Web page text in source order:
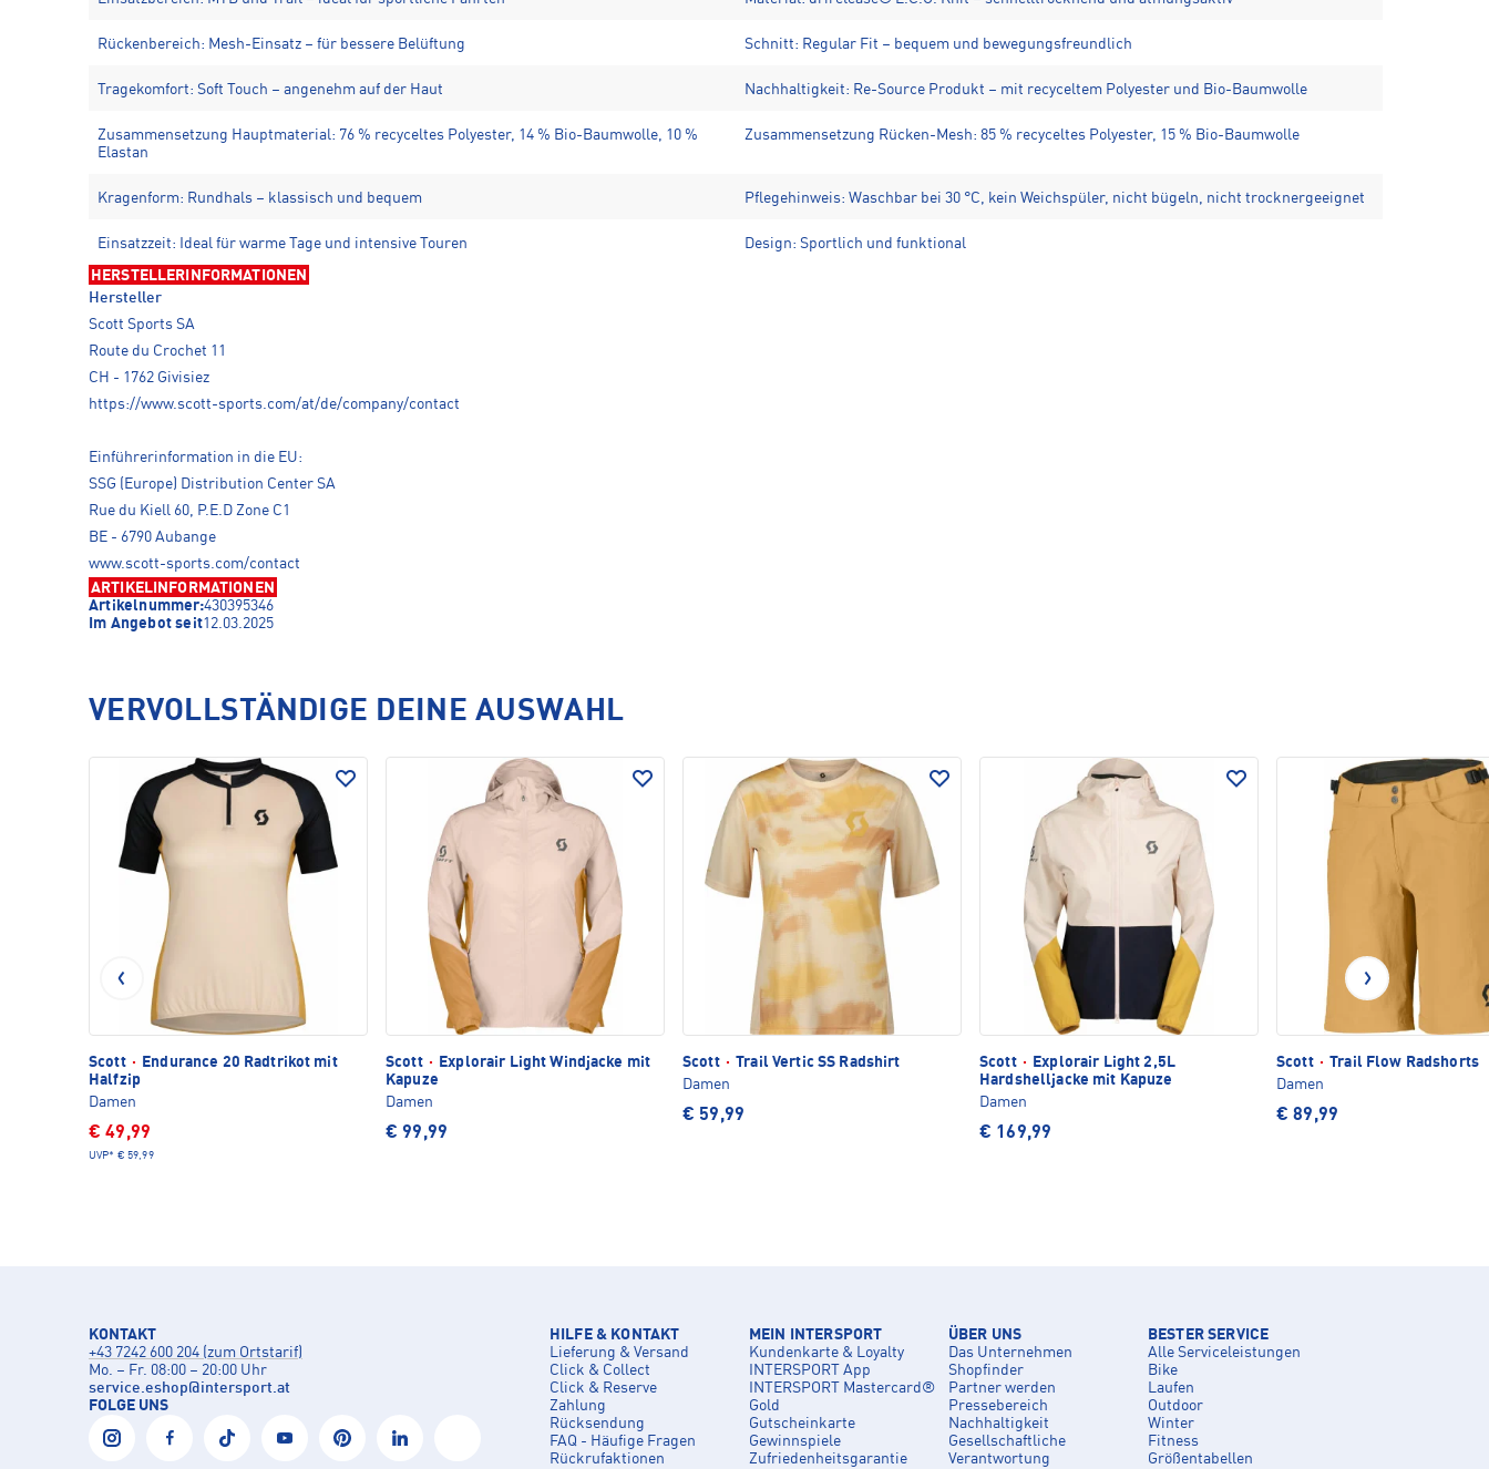
Rückenbereich: Mesh-Einsatz – für bessere Belüftung Schnitt: Regular Fit – bequem und bewegungsfreundlich
Tragekomfort: Soft Touch – angenehm auf der Haut Nachhaltigkeit: Re-Source Produkt – mit recyceltem Polyester und Bio-Baumwolle
Zusammensetzung Hauptmaterial: 76 % recyceltes Polyester, 14 % Bio-Baumwolle, 10 %
Elastan
Zusammensetzung Rücken-Mesh: 85 % recyceltes Polyester, 15 % Bio-Baumwolle
Kragenform: Rundhals – klassisch und bequem Pflegehinweis: Waschbar bei 30 °C, kein Weichspüler, nicht bügeln, nicht trocknergeeignet
Einsatzzeit: Ideal für warme Tage und intensive Touren Design: Sportlich und funktional
HERSTELLERINFORMATIONEN
Hersteller
Scott Sports SA
Route du Crochet 11
CH - 1762 Givisiez
https://www.scott-sports.com/at/de/company/contact
Einführerinformation in die EU:
SSG (Europe) Distribution Center SA
Rue du Kiell 60, P.E.D Zone C1
BE - 6790 Aubange
www.scott-sports.com/contact
ARTIKELINFORMATIONEN
Artikelnummer:430395346
Im Angebot seit12.03.2025
VERVOLLSTÄNDIGE DEINE AUSWAHL
Scott ·
Endurance 20 Radtrikot mit
Halfzip
Damen
€ 49,99
UVP* € 59,99
Scott ·
Explorair Light Windjacke mit
Kapuze
Damen
€ 99,99
Scott · Trail Vertic SS Radshirt
Damen
€ 59,99
Scott ·
Explorair Light 2,5L
Hardshelljacke mit Kapuze
Damen
€ 169,99
Scott · Trail Flow Radshorts
Damen
€ 89,99
KONTAKT
+43 7242 600 204 (zum Ortstarif)
Mo. – Fr. 08:00 – 20:00 Uhr
service.eshop@intersport.at
FOLGE UNS
HILFE & KONTAKT
Lieferung & Versand
Click & Collect
Click & Reserve
Zahlung
Rücksendung
FAQ - Häufige Fragen
Rückrufaktionen
MEIN INTERSPORT
Kundenkarte & Loyalty
INTERSPORT App
INTERSPORT Mastercard®
Gold
Gutscheinkarte
Gewinnspiele
Zufriedenheitsgarantie
ÜBER UNS
Das Unternehmen
Shopfinder
Partner werden
Pressebereich
Nachhaltigkeit
Gesellschaftliche
Verantwortung
BESTER SERVICE
Alle Serviceleistungen
Bike
Laufen
Outdoor
Winter
Fitness
Größentabellen